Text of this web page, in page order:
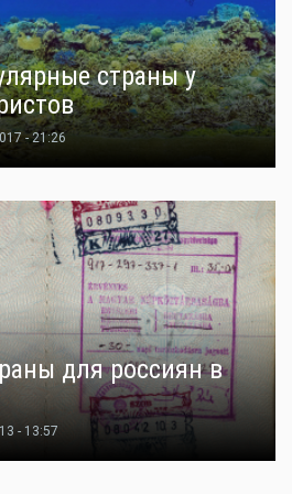
страны у
- 21:26
для россиян в
- 13:57